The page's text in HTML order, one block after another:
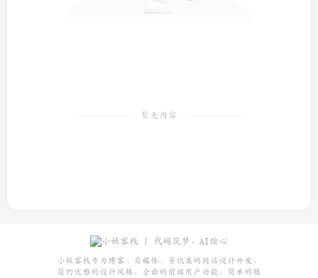
暂无内容
小妖客栈专为博客、自媒体、资讯类的网站设计开发，
简约优雅的设计风格，全面的前端用户功能，简单的模